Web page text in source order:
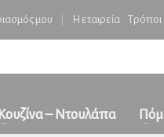
όλη την Ελλάδα
| Τώρα
μου Η εταιρεία
Κουζίνα – Ντουλάπα